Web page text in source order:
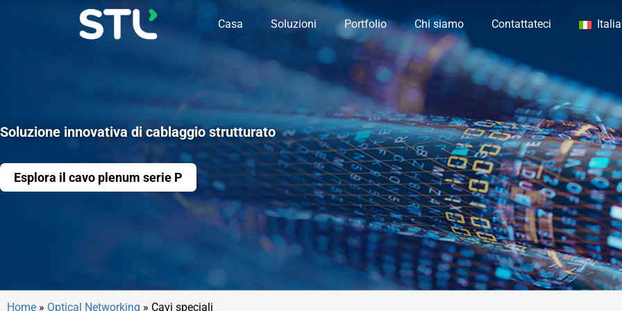
Casa Soluzioni Portfolio Chi siamo Contattateci
Soluzione innovativa di cablaggio strutturato
Esplora il cavo plenum serie P
Home » Optical Networking » Cavi speciali